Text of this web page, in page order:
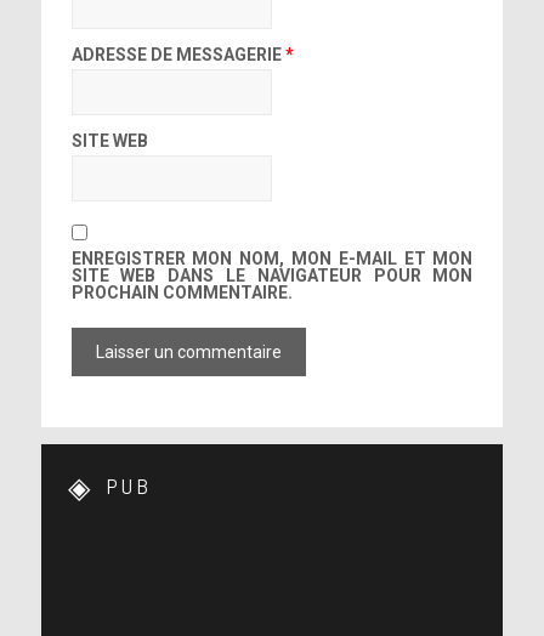
ADRESSE DE MESSAGERIE*
SITE WEB
ENREGISTRER MON NOM, MON E-MAIL ET MON
SITE WEB DANS LE NAVIGATEUR POUR MON
PROCHAIN COMMENTAIRE.
PUB